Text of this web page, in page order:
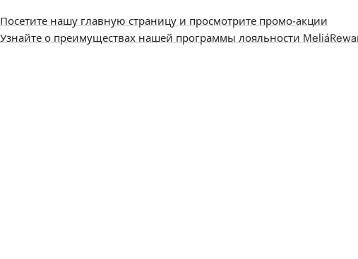
Посетите нашу главную страницу и просмотрите промо-акции
Узнайте о преимуществах нашей программы лояльности